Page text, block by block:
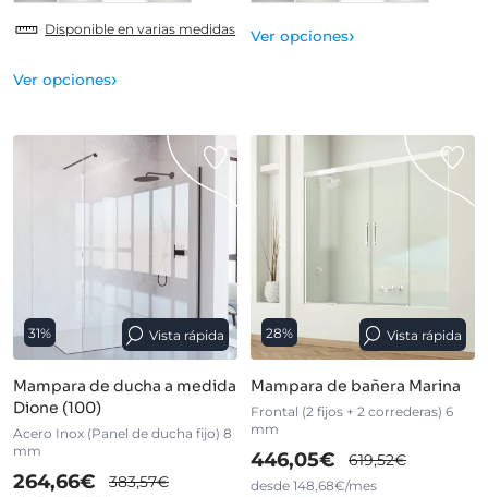
Disponible en varias medidas
Ver opciones›
Ver opciones›
31% Vista rápida
Mampara de ducha a medida
Dione (100)
Acero Inox (Panel de ducha fijo) 8
mm
264,66€ 383,57€
28% Vista rápida
Mampara de bañera Marina
Frontal (2 fijos + 2 correderas) 6
mm
446,05€ 619,52€
desde 148,68€/mes